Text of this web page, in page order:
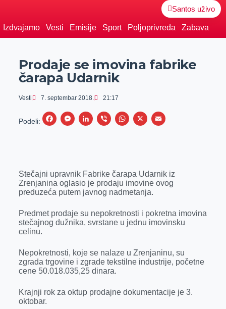
Santos uživo
Izdvajamo Vesti Emisije Sport Poljoprivreda Zabava
Prodaje se imovina fabrike
čarapa Udarnik
Vesti 7. septembar 2018. 21:17
Podeli:
F
b
o
k
M
e
n
e
L
e
d
n
V
r
W
s
A
p
X
E
l
Stečajni upravnik Fabrike čarapa Udarnik iz
Zrenjanina oglasio je prodaju imovine ovog
preduzeća putem javnog nadmetanja.
Predmet prodaje su nepokretnosti i pokretna imovina
stečajnog dužnika, svrstane u jednu imovinsku
celinu.
Nepokretnosti, koje se nalaze u Zrenjaninu, su
zgrada trgovine i zgrade tekstilne industrije, početne
cene 50.018.035,25 dinara.
Krajnji rok za oktup prodajne dokumentacije je 3.
oktobar.